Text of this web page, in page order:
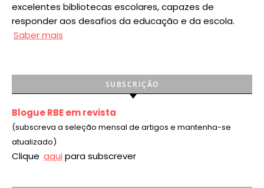
excelentes bibliotecas escolares, capazes de
responder aos desafios da educação e da escola.
Saber mais
SUBSCRIÇÃO
Blogue RBE em revista
(subscreva a seleção mensal de artigos e mantenha-se
atualizado)
Clique aqui para subscrever